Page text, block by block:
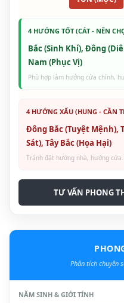
4 HƯỚNG TỐT (CÁT - NÊN
Bắc (Sinh Khí), Đông
Nam (Phục Vị)
Phù hợp làm hướng cửa chính,
4 HƯỚNG XẤU (HUNG - CẦN
Đông Bắc (Tuyệt Mệnh),
Sát), Tây Bắc (Họa Hại)
Tránh đặt hướng nhà, hướng
TƯ VẤN PHONG
Phân tích chuyên
NĂM SINH & GIỚI TÍNH